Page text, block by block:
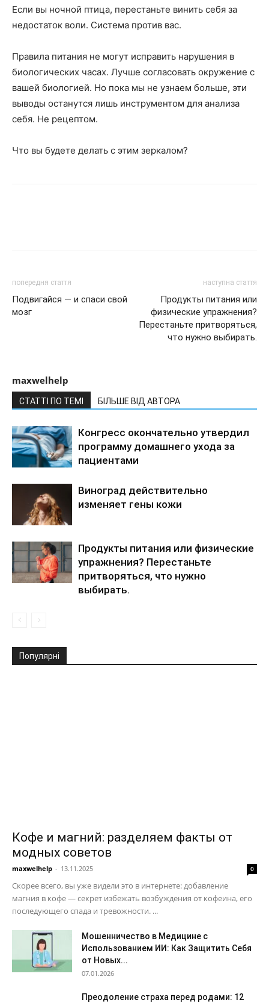
Если вы ночной птица, перестаньте винить себя за
недостаток воли. Система против вас.
Правила питания не могут исправить нарушения в
биологических часах. Лучше согласовать окружение с
вашей биологией. Но пока мы не узнаем больше, эти
выводы останутся лишь инструментом для анализа
себя. Не рецептом.
Что вы будете делать с этим зеркалом?
попередня стаття
Подвигайся — и спаси свой
мозг
наступна стаття
Продукты питания или
физические упражнения?
Перестаньте притворяться,
что нужно выбирать.
maxwelhelp
СТАТТІ ПО ТЕМІ БІЛЬШЕ ВІД АВТОРА
Конгресс окончательно утвердил
программу домашнего ухода за
пациентами
Виноград действительно
изменяет гены кожи
Продукты питания или физические
упражнения? Перестаньте
притворяться, что нужно
выбирать.
Популярні
Кофе и магний: разделяем факты от
модных советов
maxwelhelp - 13.11.2025 0
Скорее всего, вы уже видели это в интернете: добавление
магния в кофе — секрет избежать возбуждения от кофеина, его
последующего спада и тревожности. ...
Мошенничество в Медицине с
Использованием ИИ: Как Защитить Себя
от Новых...
07.01.2026
Преодоление страха перед родами: 12